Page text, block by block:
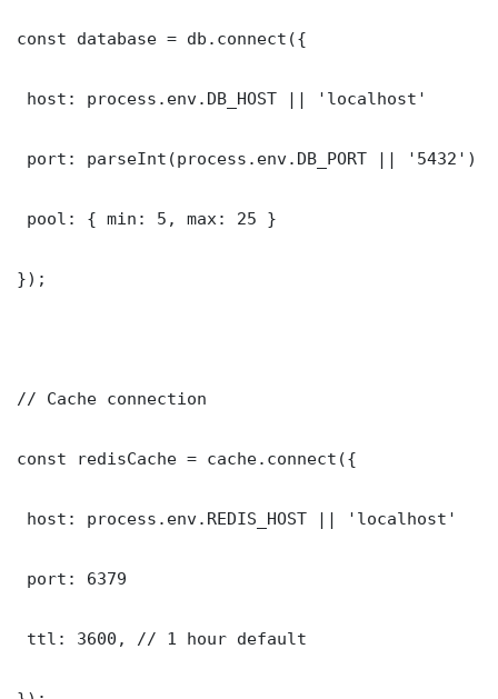
const database = db.connect({
host: process.env.DB_HOST || 'localhost'
port: parseInt(process.env.DB_PORT || '5432')
pool: { min: 5, max: 25 }
});
// Cache connection
const redisCache = cache.connect({
host: process.env.REDIS_HOST || 'localhost'
port: 6379
ttl: 3600, // 1 hour default